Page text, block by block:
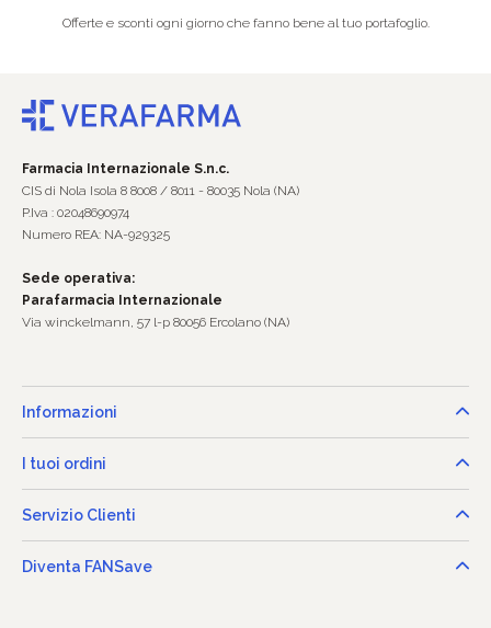
Offerte e sconti ogni giorno che fanno bene al tuo portafoglio.
Farmacia Internazionale S.n.c.
CIS di Nola Isola 8 8008 / 8011 - 80035 Nola (NA)
P.Iva : 02048690974
Numero REA: NA-929325
Sede operativa:
Parafarmacia Internazionale
Via winckelmann, 57 l-p 80056 Ercolano (NA)
Informazioni
I tuoi ordini
Servizio Clienti
Diventa FANSave